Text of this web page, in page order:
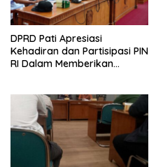
DPRD Pati Apresiasi
Kehadiran dan Partisipasi PIN
RI Dalam Memberikan